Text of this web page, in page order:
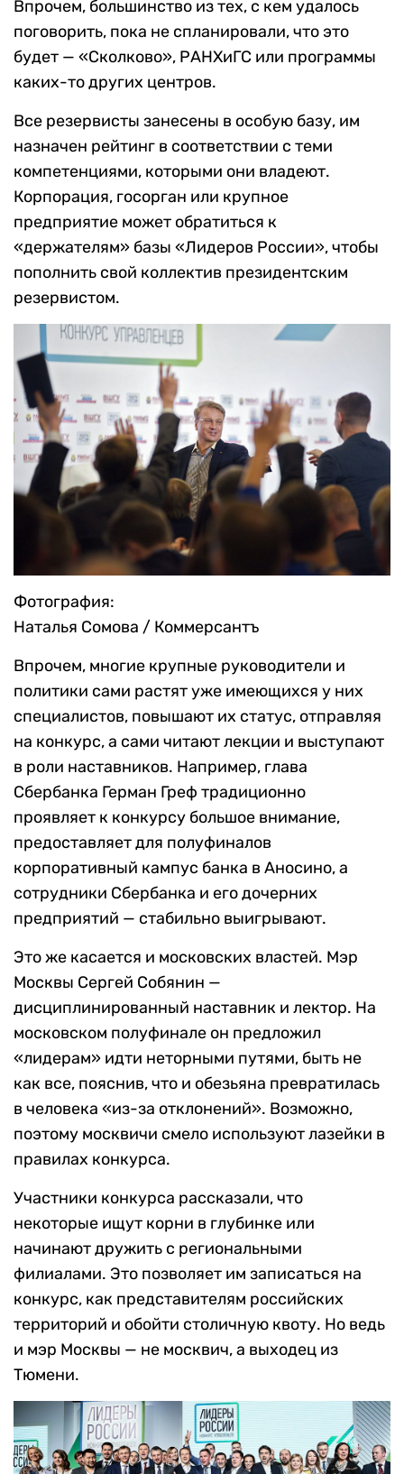
Впрочем, большинство из тех, с кем удалось
поговорить, пока не спланировали, что это
будет — «Сколково», РАНХиГС или программы
каких-то других центров.
Все резервисты занесены в особую базу, им
назначен рейтинг в соответствии с теми
компетенциями, которыми они владеют.
Корпорация, госорган или крупное
предприятие может обратиться к
«держателям» базы «Лидеров России», чтобы
пополнить свой коллектив президентским
резервистом.
Фотография:
Наталья Сомова / Коммерсантъ
Впрочем, многие крупные руководители и
политики сами растят уже имеющихся у них
специалистов, повышают их статус, отправляя
на конкурс, а сами читают лекции и выступают
в роли наставников. Например, глава
Сбербанка Герман Греф традиционно
проявляет к конкурсу большое внимание,
предоставляет для полуфиналов
корпоративный кампус банка в Аносино, а
сотрудники Сбербанка и его дочерних
предприятий — стабильно выигрывают.
Это же касается и московских властей. Мэр
Москвы Сергей Собянин —
дисциплинированный наставник и лектор. На
московском полуфинале он предложил
«лидерам» идти неторными путями, быть не
как все, пояснив, что и обезьяна превратилась
в человека «из-за отклонений». Возможно,
поэтому москвичи смело используют лазейки в
правилах конкурса.
Участники конкурса рассказали, что
некоторые ищут корни в глубинке или
начинают дружить с региональными
филиалами. Это позволяет им записаться на
конкурс, как представителям российских
территорий и обойти столичную квоту. Но ведь
и мэр Москвы — не москвич, а выходец из
Тюмени.